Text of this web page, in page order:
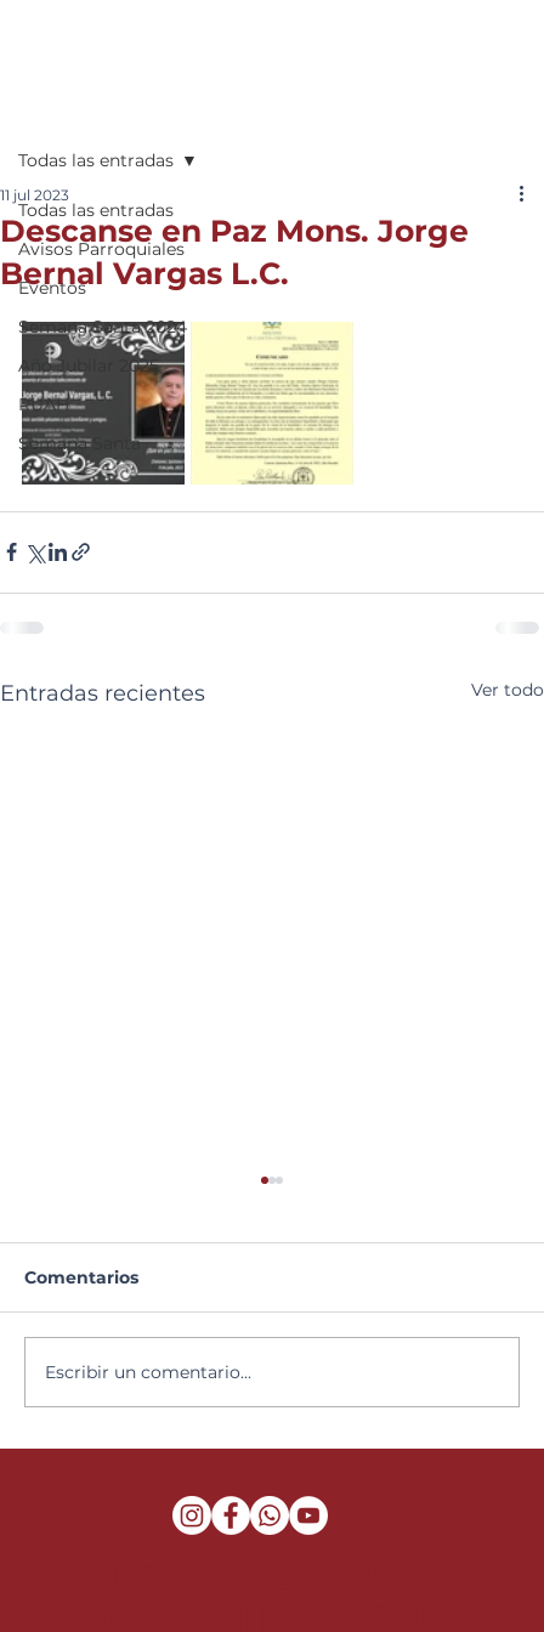
Todas las entradas
Avisos Parroquiales
Eventos
Semana Santa 2024
Año Jubilar 2025
RUAH
Semana Santa
Todas las entradas
Descanse en Paz Mons. Jorge
Bernal Vargas L.C.
11 jul 2023
Entradas recientes Ver todo
Comentarios
Escribir un comentario...